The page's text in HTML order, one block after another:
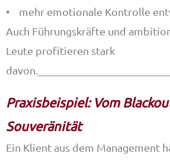
• mehr emotionale Kontrolle
Auch Führungskräfte und
Leute profitieren stark
Praxisbeispiel: Vom
Souveränität
Ein Klient aus dem Management